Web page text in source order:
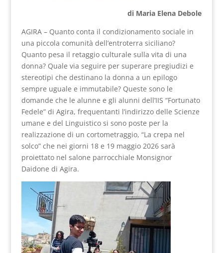
di Maria Elena Debole
AGIRA – Quanto conta il condizionamento sociale in
una piccola comunità dell’entroterra siciliano?
Quanto pesa il retaggio culturale sulla vita di una
donna? Quale via seguire per superare pregiudizi e
stereotipi che destinano la donna a un epilogo
sempre uguale e immutabile? Queste sono le
domande che le alunne e gli alunni dell’IIS “Fortunato
Fedele” di Agira, frequentanti l’indirizzo delle Scienze
umane e del Linguistico si sono poste per la
realizzazione di un cortometraggio, “La crepa nel
solco” che nei giorni 18 e 19 maggio 2026 sarà
proiettato nel salone parrocchiale Monsignor
Daidone di Agira.